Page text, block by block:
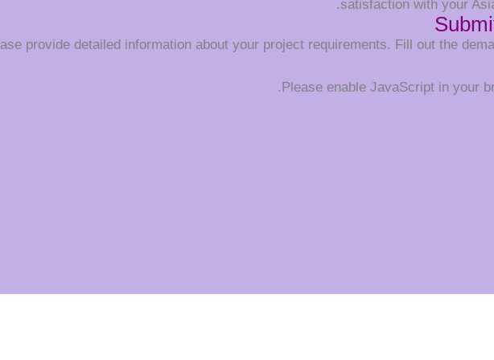
satisfaction with your
provide detailed information about your project requirements. Fill out the
Please enable JavaScript in your